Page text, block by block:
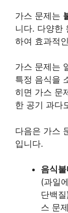
가스 문제는
니다. 다양한
하여 효과적
가스 문제는
특정 음식을
히면 가스 문
한 공기 과다
다음은 가스
입니다.
음식
(과일
단백
스 문